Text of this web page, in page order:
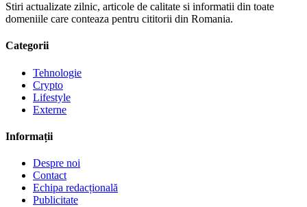
Stiri actualizate zilnic, articole de calitate si informatii din toate
domeniile care conteaza pentru cititorii din Romania.
Categorii
Tehnologie
Crypto
Lifestyle
Externe
Informații
Despre noi
Contact
Echipa redacțională
Publicitate